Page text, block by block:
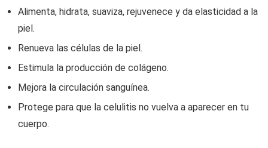
Alimenta, hidrata, suaviza, rejuvenece y da elasticidad a la
piel.
Renueva las células de la piel.
Estimula la producción de colágeno.
Mejora la circulación sanguínea.
Protege para que la celulitis no vuelva a aparecer en tu
cuerpo.